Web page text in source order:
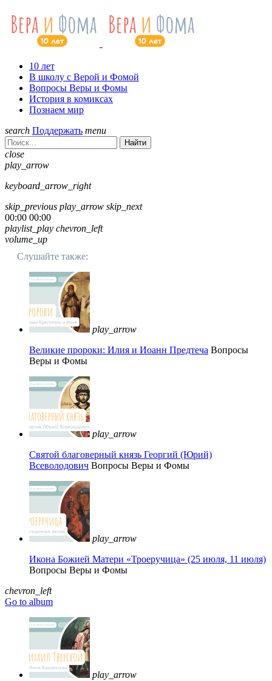
10 лет
В школу с Верой и Фомой
Вопросы Веры и Фомы
История в комиксах
Познаем мир
search Поддержать menu
Найти
close
play_arrow
keyboard_arrow_right
skip_previous play_arrow skip_next
00:00 00:00
playlist_play chevron_left
volume_up
Слушайте также:
play_arrow
Великие пророки: Илия и Иоанн Предтеча Вопросы
Веры и Фомы
play_arrow
Святой благоверный князь Георгий (Юрий)
Всеволодович Вопросы Веры и Фомы
play_arrow
Икона Божией Матери «Троеручица» (25 июля, 11 июля)
Вопросы Веры и Фомы
chevron_left
Go to album
play_arrow